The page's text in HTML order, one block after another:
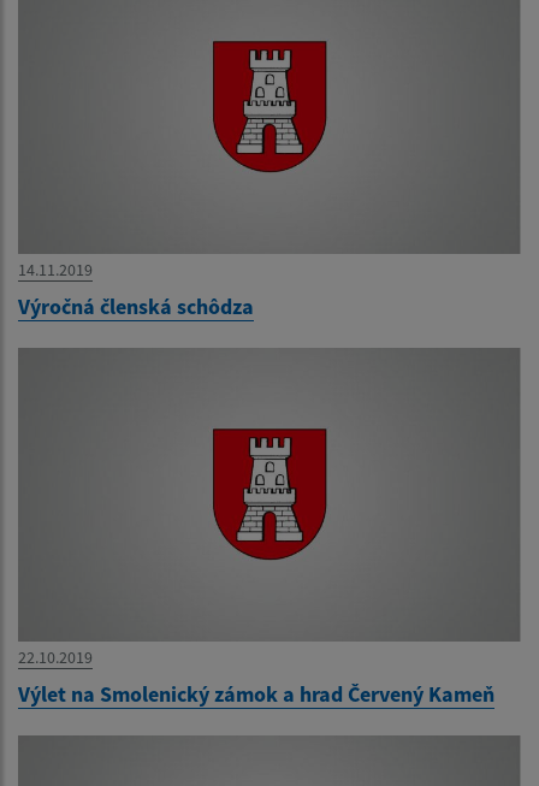
14.11.2019
Výročná členská schôdza
22.10.2019
Výlet na Smolenický zámok a hrad Červený Kameň